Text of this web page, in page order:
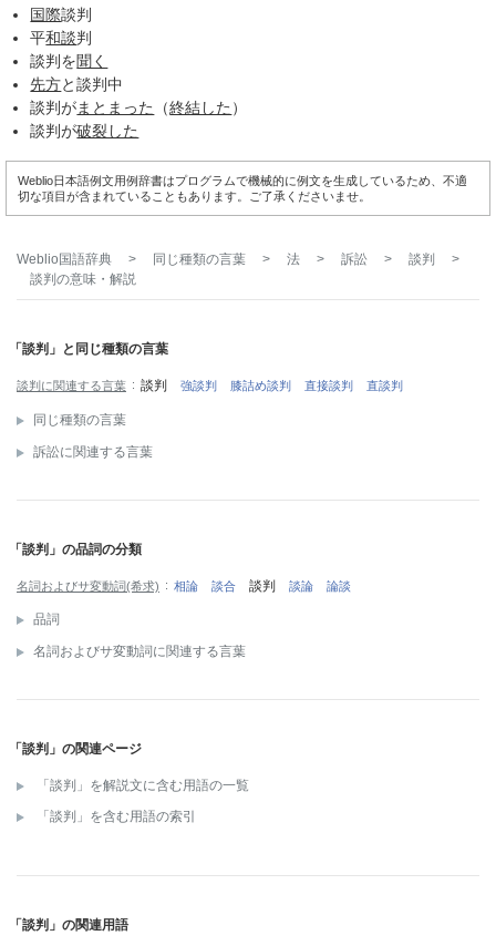
国際談判
平和談判
談判を聞く
先方と談判中
談判がまとまった （終結した ）
談判が破裂した
Weblio日本語例文用例辞書はプログラムで機械的に例文を生成しているため、不適
切な項目が含まれていることもあります。ご了承くださいませ。
Weblio国語辞典 > 同じ種類の言葉 > 法 > 訴訟 > 談判
>
談判 の意味・解説
「談判」と同じ種類の言葉
談判に関連する言葉 談判 強談判 膝詰め談判 直接談判 直談判
同じ種類の言葉
訴訟に関連する言葉
「談判」の品詞の分類
名詞およびサ変動詞(希求) 相論 談合 談判 談論 論談
品詞
名詞およびサ変動詞に関連する言葉
「談判」の関連ページ
「談判」を解説文に含む用語の一覧
「談判」を含む用語の索引
「談判」の関連用語